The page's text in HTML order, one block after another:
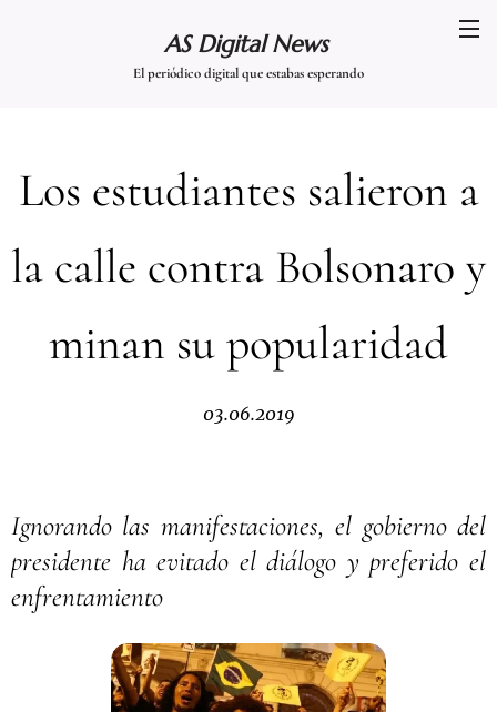
AS Digital News
El periódico digital que estabas esperando
Los estudiantes salieron a
la calle contra Bolsonaro y
minan su popularidad
03.06.2019
Ignorando las manifestaciones, el gobierno del
presidente ha evitado el diálogo y preferido el
enfrentamiento